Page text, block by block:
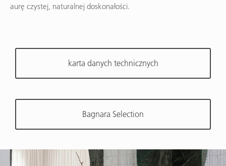
aurę czystej, naturalnej doskonałości.
karta danych technicznych
Bagnara Selection